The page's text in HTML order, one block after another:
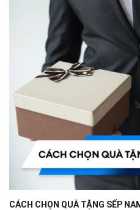
CÁCH CHỌN QUÀ TẶNG SẾP